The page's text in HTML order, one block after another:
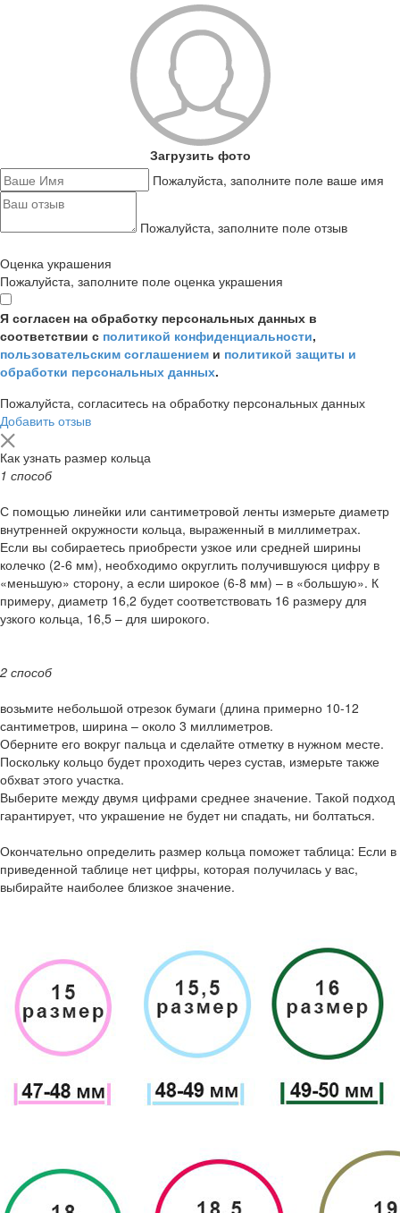
Загрузить фото
Пожалуйста, заполните поле ваше имя
Пожалуйста, заполните поле отзыв
Оценка украшения
Пожалуйста, заполните поле оценка украшения
Я согласен на обработку персональных данных в
соответствии с политикой конфиденциальности,
пользовательским соглашением и политикой защиты и
обработки персональных данных.
Пожалуйста, согласитесь на обработку персональных данных
Добавить отзыв
Как узнать размер кольца
1 способ
С помощью линейки или сантиметровой ленты измерьте диаметр
внутренней окружности кольца, выраженный в миллиметрах.
Если вы собираетесь приобрести узкое или средней ширины
колечко (2-6 мм), необходимо округлить получившуюся цифру в
«меньшую» сторону, а если широкое (6-8 мм) – в «большую». К
примеру, диаметр 16,2 будет соответствовать 16 размеру для
узкого кольца, 16,5 – для широкого.
2 способ
возьмите небольшой отрезок бумаги (длина примерно 10-12
сантиметров, ширина – около 3 миллиметров.
Оберните его вокруг пальца и сделайте отметку в нужном месте.
Поскольку кольцо будет проходить через сустав, измерьте также
обхват этого участка.
Выберите между двумя цифрами среднее значение. Такой подход
гарантирует, что украшение не будет ни спадать, ни болтаться.
Окончательно определить размер кольца поможет таблица: Если в
приведенной таблице нет цифры, которая получилась у вас,
выбирайте наиболее близкое значение.